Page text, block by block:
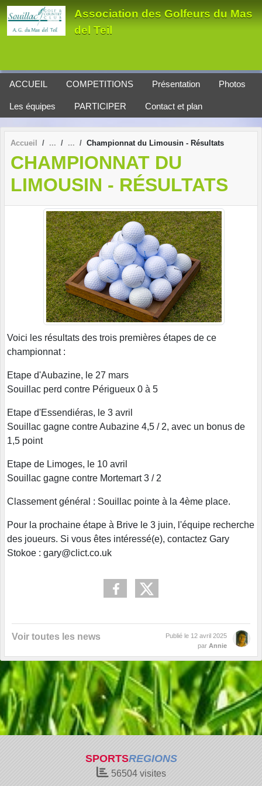
Association des Golfeurs du Mas
del Teil
ACCUEIL COMPETITIONS Présentation Photos
Les équipes PARTICIPER Contact et plan
Accueil Championnat du Limousin - Résultats
CHAMPIONNAT DU
LIMOUSIN - RÉSULTATS
Voici les résultats des trois premières étapes de ce
championnat :
Etape d'Aubazine, le 27 mars
Souillac perd contre Périgueux 0 à 5
Etape d'Essendiéras, le 3 avril
Souillac gagne contre Aubazine 4,5 / 2, avec un bonus de
1,5 point
Etape de Limoges, le 10 avril
Souillac gagne contre Mortemart 3 / 2
Classement général : Souillac pointe à la 4ème place.
Pour la prochaine étape à Brive le 3 juin, l'équipe recherche
des joueurs. Si vous êtes intéressé(e), contactez Gary
Stokoe : gary@clict.co.uk
Voir toutes les news Publié le 12 avril 2025
par Annie
SPORTSREGIONS
56504visites
Panneau de gestion des cookies